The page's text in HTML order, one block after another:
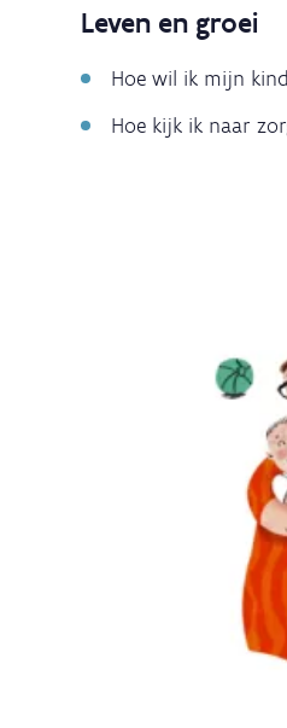
Leven en groei
Hoe wil ik mijn
Hoe kijk ik naar